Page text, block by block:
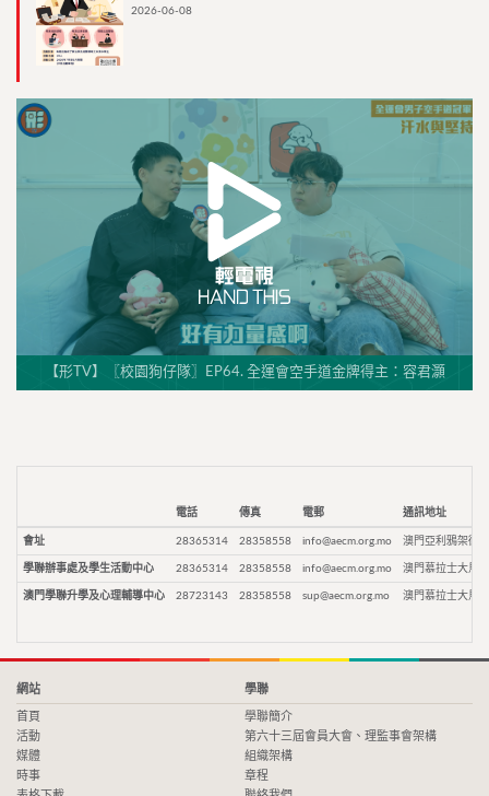
2026-06-08
【形TV】〖校園狗仔隊〗EP64. 全運會空手道金牌得主：容君灝
電話 傳真 電郵 通訊地址
會址 28365314 28358558 info@aecm.org.mo 澳門亞利鴉架街9
學聯辦事處及學生活動中心 28365314 28358558 info@aecm.org.mo 澳門慕拉士大馬
澳門學聯升學及心理輔導中心 28723143 28358558 sup@aecm.org.mo 澳門慕拉士大馬
網站
首頁
活動
媒體
時事
學聯
學聯簡介
第六十三屆會員大會、理監事會架構
組織架構
章程